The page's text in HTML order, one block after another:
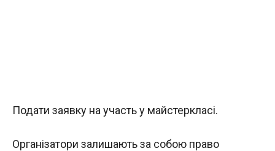
Подати заявку на участь у майстеркласі.
Організатори залишають за собою право